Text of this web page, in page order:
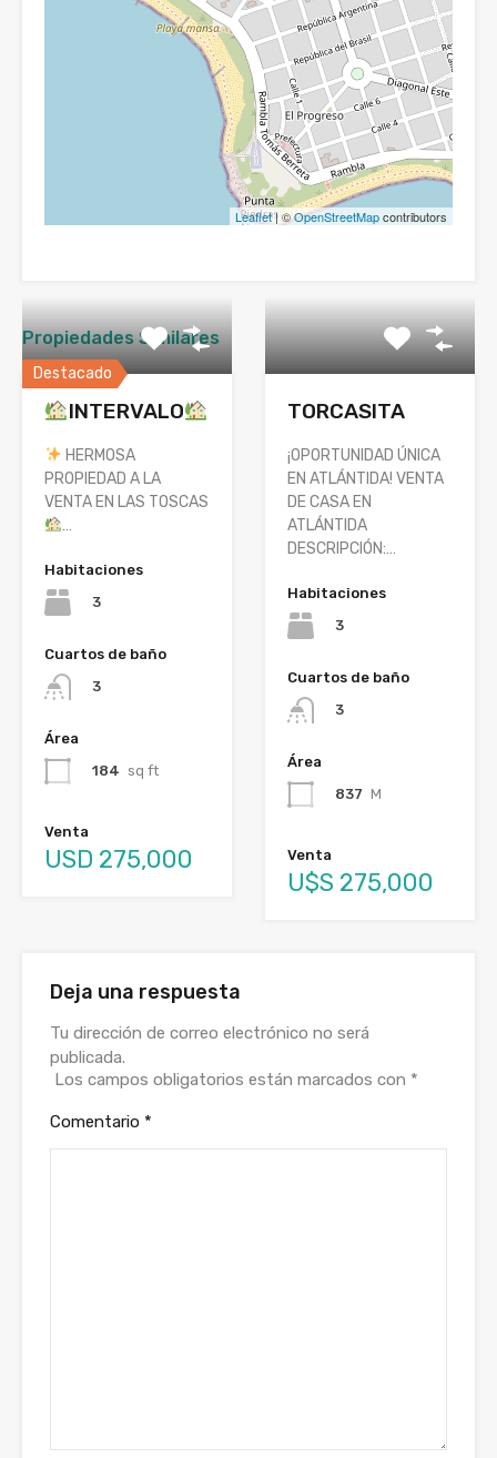
Leaflet| ©OpenStreetMapcontributors
Propiedades Similares
Destacado
INTERVALO
HERMOSA
PROPIEDAD A LA
VENTA EN LAS TOSCAS
…
Habitaciones
3
Cuartos de baño
3
Área
184 sq ft
Venta
USD 275,000
TORCASITA
¡OPORTUNIDAD ÚNICA
EN ATLÁNTIDA! VENTA
DE CASA EN
ATLÁNTIDA
DESCRIPCIÓN:…
Habitaciones
3
Cuartos de baño
3
Área
837 M
Venta
U$S 275,000
Deja una respuesta
Tu dirección de correo electrónico no será
publicada.
Los campos obligatorios están marcados con *
Comentario *